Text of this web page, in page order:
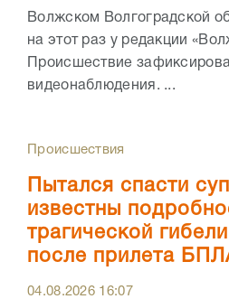
Волжском Волгоградской
на этот раз у редакции
Происшествие
видеонаблюдения. ...
Происшествия
Пытался спасти
известны
трагической
после прилета
04.08.2026 16:07